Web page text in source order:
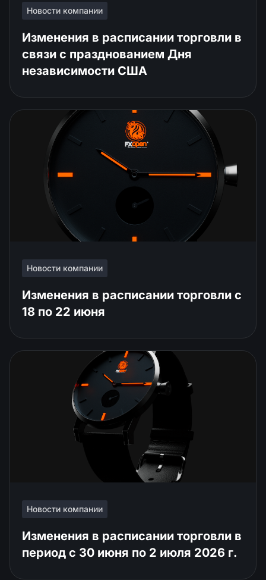
Новости компании
Изменения в расписании торговли в
связи с празднованием Дня
независимости США
Новости компании
Изменения в расписании торговли c
18 по 22 июня
Новости компании
Изменения в расписании торговли в
период с 30 июня по 2 июля 2026 г.